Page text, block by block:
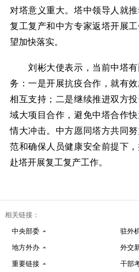
对塔意义重大。塔中领导人就
复工复产和中方专家返塔开展
望加快落实。
刘彬大使表示，当前中塔有
务：一是开展抗疫合作，就有
相互支持；二是继续推进双方
域大项目合作，避免中塔合作
情大冲击。中方愿同塔方共同
范和确保人员健康安全前提下
赴塔开展复工复产工作。
相关链接：
中央部委 驻外
地方外办 外交
重要链接 干部